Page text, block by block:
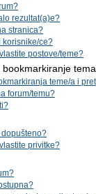
rezultat(a)e?
stranica?
korisnike/ce?
postove/teme?
teme/a i
forum/temu?
privitke?